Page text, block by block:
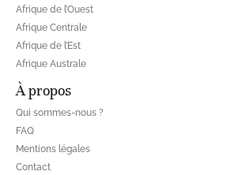
Afrique de l’Ouest
Afrique Centrale
Afrique de l’Est
Afrique Australe
À propos
Qui sommes-nous ?
FAQ
Mentions légales
Contact